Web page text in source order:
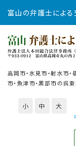
高岡市・氷見市・射水市
市・魚津市・黒部市の呉
小 中 大